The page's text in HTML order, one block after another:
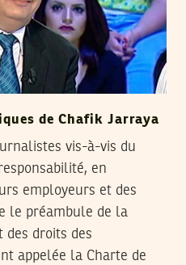
de Chafik Jarraya
vis-à-vis du
en
employeurs et des
le préambule de la
des droits des
appelée la Charte de